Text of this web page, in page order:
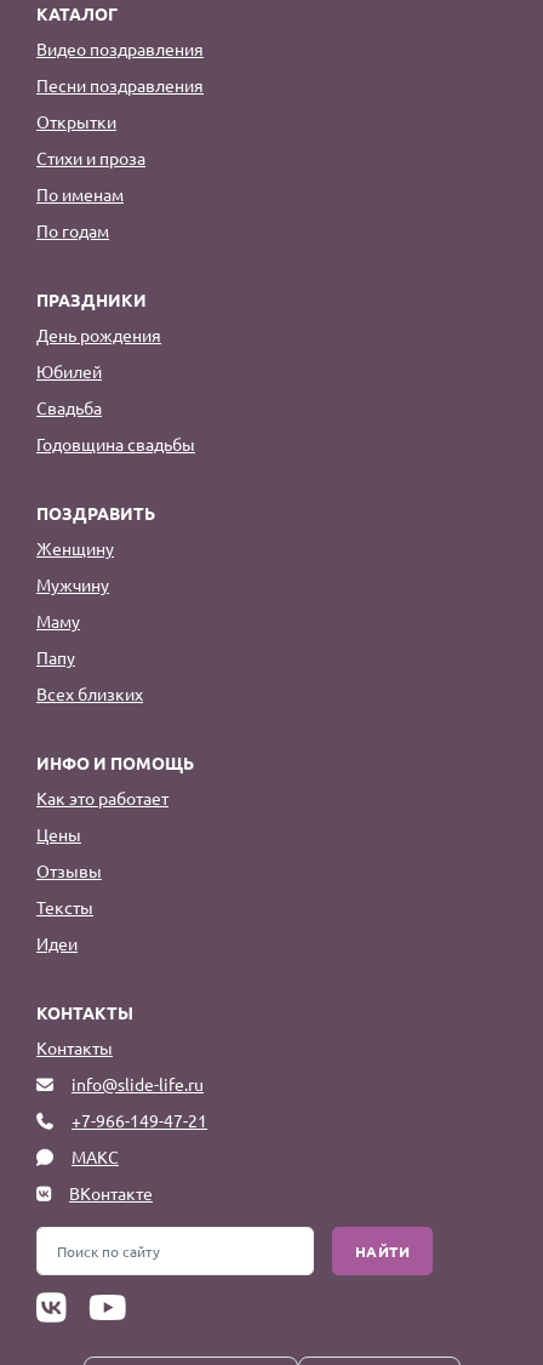
КАТАЛОГ
Видео поздравления
Песни поздравления
Открытки
Стихи и проза
По именам
По годам
ПРАЗДНИКИ
День рождения
Юбилей
Свадьба
Годовщина свадьбы
ПОЗДРАВИТЬ
Женщину
Мужчину
Маму
Папу
Всех близких
ИНФО И ПОМОЩЬ
Как это работает
Цены
Отзывы
Тексты
Идеи
КОНТАКТЫ
Контакты
info@slide-life.ru
+7-966-149-47-21
МАКС
ВКонтакте
НАЙТИ